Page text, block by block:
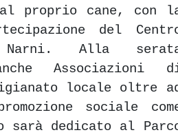
proprio cane, con
del
Alla
Associazioni
locale oltre
sociale
sarà dedicato al